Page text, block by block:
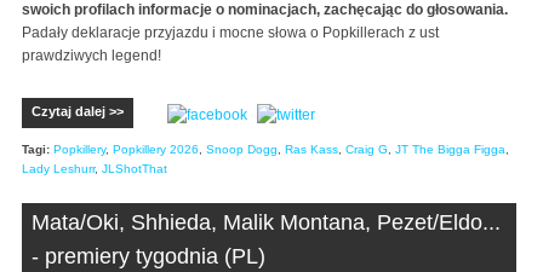
swoich profilach informacje o nominacjach, zachęcając do głosowania.
Padały deklaracje przyjazdu i mocne słowa o Popkillerach z ust
prawdziwych legend!
Czytaj dalej >>
Tagi: Popkillery, Popkillery 2026 Snoop Dogg Ras Kass Craig G JT The Bigga Figga
Lady Leshurr, JLShotThat
Mata/Oki, Shhieda, Malik Montana, Pezet/Eldo...
- premiery tygodnia (PL)